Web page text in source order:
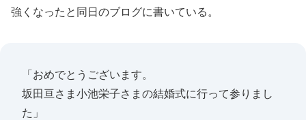
強くなったと同日のブログに書いている。
「おめでとうございます。
坂田亘さま小池栄子さまの結婚式に行って参りまし
た」